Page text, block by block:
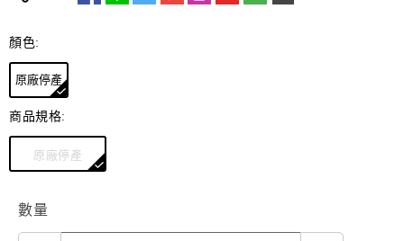
顏色:
原廠停產
商品規格:
原廠停產
數量